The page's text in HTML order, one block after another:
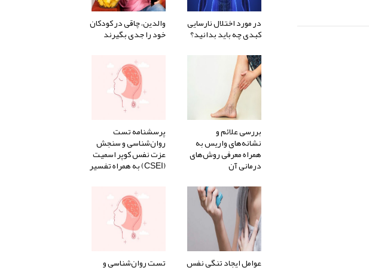
در مورد اختلال نارسایی
کبدی چه باید بدانید؟
والدین، چاقی در کودکان
خود را جدی بگیرند
بررسی علائم و
نشانه‌های واریس به
همراه معرفی روش‌های
درمانی آن
پرسشنامه تست
روان‌شناسی و سنجش
عزت نفس کوپر اسمیت
(CSEI) به همراه تفسیر
عوامل ایجاد تنگی نفس تست روان‌شناسی و